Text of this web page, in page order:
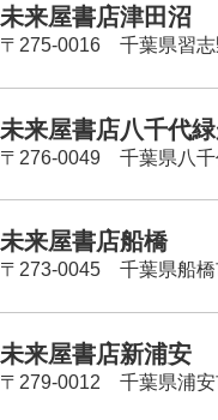
未来屋書店津田沼
〒275-0016 千葉県習志
未来屋書店八千代
〒276-0049 千葉県八千
未来屋書店船橋
〒273-0045 千葉県船橋
未来屋書店新浦安
〒279-0012 千葉県浦安